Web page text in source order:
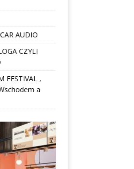
AUDIO
CZYLI
FESTIVAL ,
a